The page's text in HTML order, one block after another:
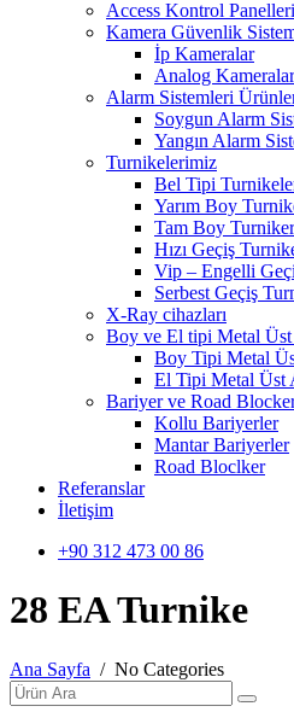
Access Kontrol Panelleri
Kamera Güvenlik
İp Kameralar
Analog Kameralar
Alarm Sistemleri
Soygun Alarm
Yangın Alarm
Turnikelerimiz
Bel Tipi
Yarım Boy
Tam Boy
Hızı Geçiş
Vip – Engelli
Serbest Geçiş
X-Ray cihazları
Boy ve El tipi Metal
Boy Tipi Metal
El Tipi Metal Üst
Bariyer ve Road
Kollu Bariyerler
Mantar Bariyerler
Road Bloclker
Referanslar
İletişim
+90 312 473 00 86
28 EA Turnike
Ana Sayfa / No Categories